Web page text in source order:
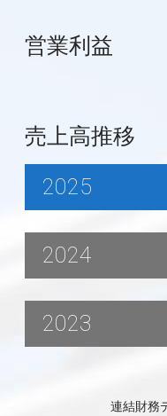
営業利益
売上高推移
2025
2024
2023
連結財務